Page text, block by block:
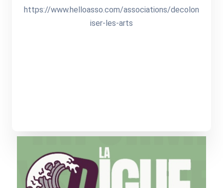
https://www.helloasso.com/associations/decolon
iser-les-arts